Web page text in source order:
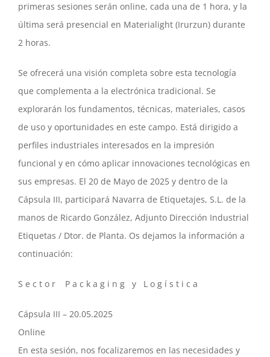
primeras sesiones serán online, cada una de 1 hora, y la
última será presencial en Materialight (Irurzun) durante
2 horas.
Se ofrecerá una visión completa sobre esta tecnología
que complementa a la electrónica tradicional. Se
explorarán los fundamentos, técnicas, materiales, casos
de uso y oportunidades en este campo. Está dirigido a
perfiles industriales interesados en la impresión
funcional y en cómo aplicar innovaciones tecnológicas en
sus empresas. El 20 de Mayo de 2025 y dentro de la
Cápsula III, participará Navarra de Etiquetajes, S.L. de la
manos de Ricardo González, Adjunto Dirección Industrial
Etiquetas / Dtor. de Planta. Os dejamos la información a
continuación:
S e c t o r P a c k a g i n g y L o g í s t i c a
Cápsula III – 20.05.2025
Online
En esta sesión, nos focalizaremos en las necesidades y